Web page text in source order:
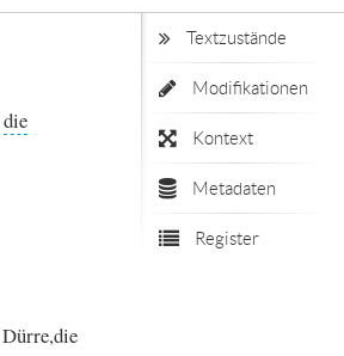
die
Dürre,die
Textzustände
Modifikationen
Kontext
Metadaten
Register